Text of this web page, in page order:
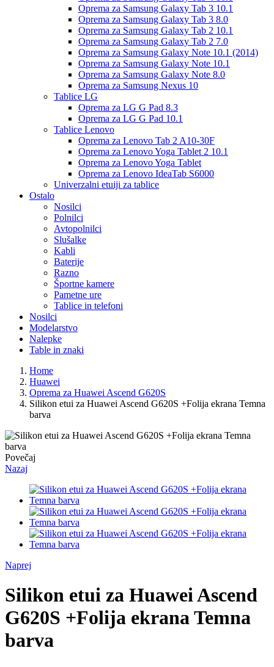
Oprema za Samsung Galaxy Tab 3 10.1
Oprema za Samsung Galaxy Tab 3 8.0
Oprema za Samsung Galaxy Tab 2 10.1
Oprema za Samsung Galaxy Tab 2 7.0
Oprema za Samsung Galaxy Note 10.1 (2014)
Oprema za Samsung Galaxy Note 10.1
Oprema za Samsung Galaxy Note 8.0
Oprema za Samsung Nexus 10
Tablice LG
Oprema za LG G Pad 8.3
Oprema za LG G Pad 10.1
Tablice Lenovo
Oprema za Lenovo Tab 2 A10-30F
Oprema za Lenovo Yoga Tablet 2 10.1
Oprema za Lenovo Yoga Tablet
Oprema za Lenovo IdeaTab S6000
Univerzalni etuiji za tablice
Ostalo
Nosilci
Polnilci
Avtopolnilci
Slušalke
Kabli
Baterije
Razno
Športne kamere
Pametne ure
Tablice in telefoni
Nosilci
Modelarstvo
Nalepke
Table in znaki
Home
Huawei
Oprema za Huawei Ascend G620S
Silikon etui za Huawei Ascend G620S +Folija ekrana Temna
barva
Povečaj
Nazaj
Naprej
Silikon etui za Huawei Ascend
G620S +Folija ekrana Temna
barva